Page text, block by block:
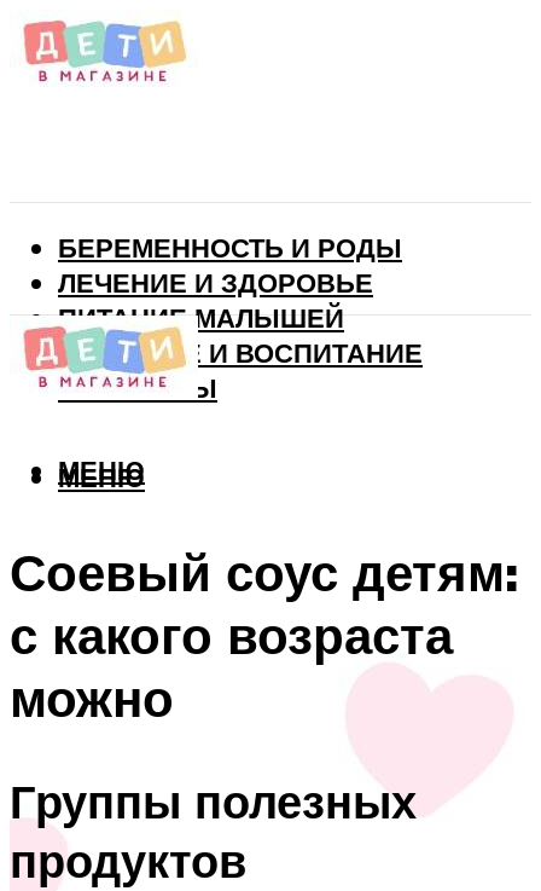
БЕРЕМЕННОСТЬ И РОДЫ
ЛЕЧЕНИЕ И ЗДОРОВЬЕ
ПИТАНИЕ МАЛЫШЕЙ
РАЗВИТИЕ И ВОСПИТАНИЕ
ВИТАМИНЫ
МЕНЮ
МЕНЮ
Соевый соус детям:
с какого возраста
можно
Группы полезных
продуктов